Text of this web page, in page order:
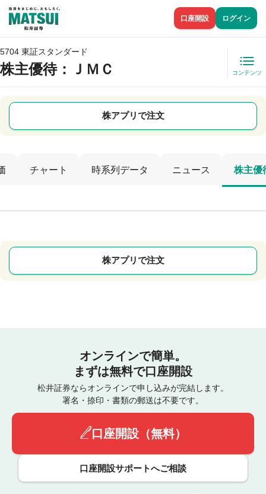
口座開設 ログイン
5704 東証スタンダード
株主優待：ＪＭＣ コンテンツ
株アプリで注文
チャート 時系列データ ニュース 株主優
株アプリで注文
オンラインで簡単。
まずは無料で口座開設
松井証券ならオンラインで申し込みが完結します。
署名・捺印・書類の郵送は不要です。
口座開設（無料）
口座開設サポートへご相談